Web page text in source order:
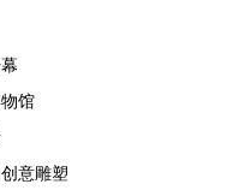
馆
意雕塑